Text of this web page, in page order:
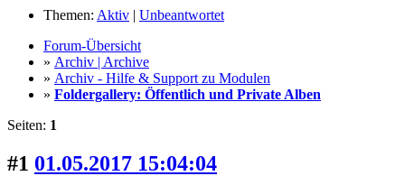
Themen: Aktiv | Unbeantwortet
Forum-Übersicht
» Archiv | Archive
» Archiv - Hilfe & Support zu Modulen
» Foldergallery: Öffentlich und Private Alben
Seiten: 1
#1 01.05.2017 15:04:04